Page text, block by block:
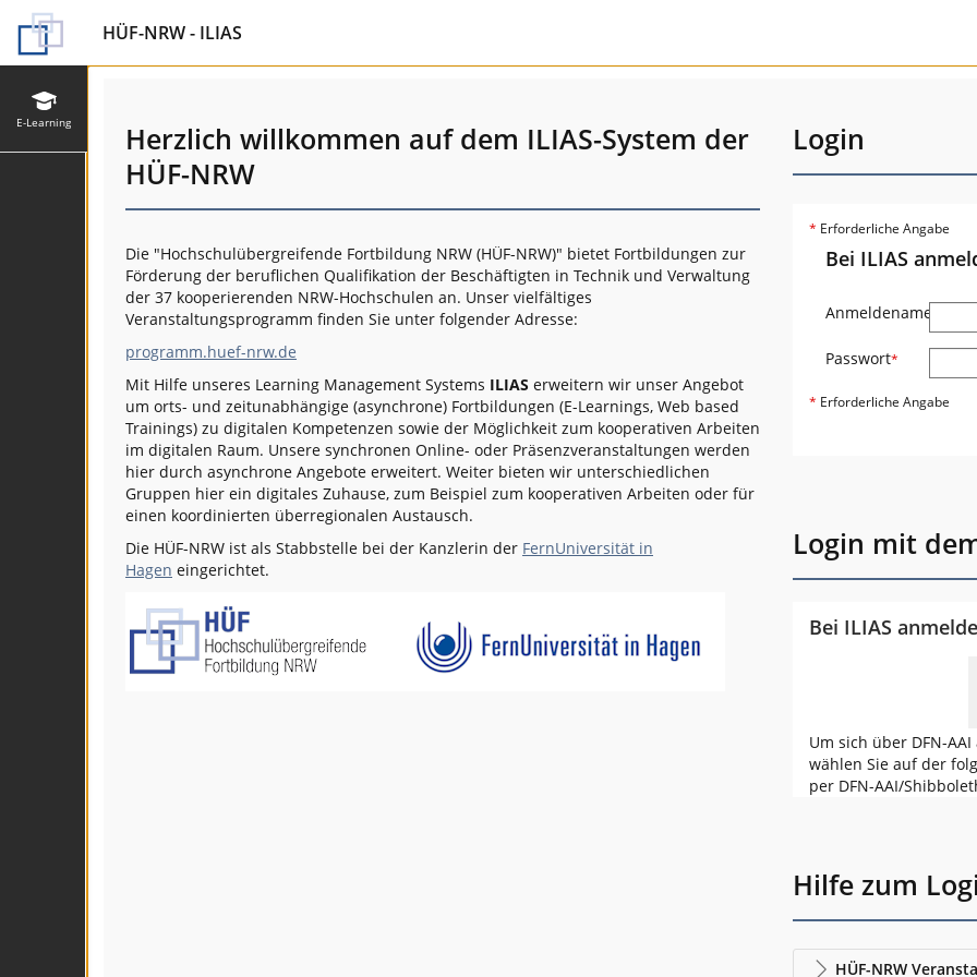
HÜF-NRW - ILIAS
E-Learning
Herzlich willkommen auf dem ILIAS-System der
HÜF-NRW
Die "Hochschulübergreifende Fortbildung NRW (HÜF-NRW)" bietet Fortbildungen zur
Förderung der beruflichen Qualifikation der Beschäftigten in Technik und Verwaltung
der 37 kooperierenden NRW-Hochschulen an. Unser vielfältiges
Veranstaltungsprogramm finden Sie unter folgender Adresse:
programm.huef-nrw.de
Mit Hilfe unseres Learning Management Systems ILIAS erweitern wir unser Angebot
um orts- und zeitunabhängige (asynchrone) Fortbildungen (E-Learnings, Web based
Trainings) zu digitalen Kompetenzen sowie der Möglichkeit zum kooperativen Arbeiten
im digitalen Raum. Unsere synchronen Online- oder Präsenzveranstaltungen werden
hier durch asynchrone Angebote erweitert. Weiter bieten wir unterschiedlichen
Gruppen hier ein digitales Zuhause, zum Beispiel zum kooperativen Arbeiten oder für
einen koordinierten überregionalen Austausch.
Die HÜF-NRW ist als Stabbstelle bei der Kanzlerin der FernUniversität in
Hagen eingerichtet.
Login
* Erforderliche Angabe
Bei ILIAS
Anmeldename
Passwort*
* Erforderliche Angabe
Login mit
Bei ILIAS
Um sich über DFN-
wählen Sie auf der
per DFN-AAI/
Hilfe zum
HÜF-NRW